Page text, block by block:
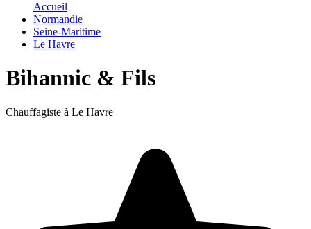
Accueil
Normandie
Seine-Maritime
Le Havre
Bihannic & Fils
Chauffagiste à Le Havre